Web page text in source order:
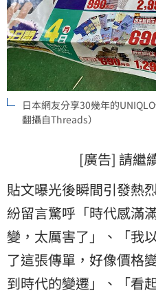
日本網友分享30幾年的
翻攝自Threads）
[廣告] 請繼
貼文曝光後瞬間引發熱
紛留言驚呼「時代感滿
變，太厲害了」、「我
了這張傳單，好像價格
到時代的變遷」、「看